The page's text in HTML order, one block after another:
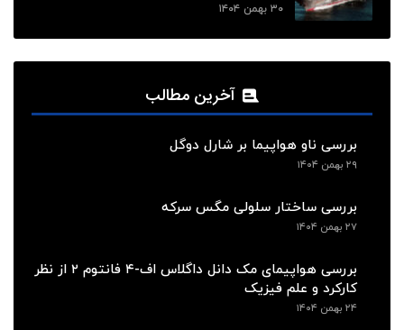
۳۰ بهمن ۱۴۰۴
آخرین مطالب
بررسی ناو هواپیما بر شارل دوگل
۲۹ بهمن ۱۴۰۴
بررسی ساختار سلولی مگس سرکه
۲۷ بهمن ۱۴۰۴
بررسی هواپیمای مک دانل داگلاس اف-۴ فانتوم ۲ از نظر
کارکرد و علم فیزیک
۲۴ بهمن ۱۴۰۴